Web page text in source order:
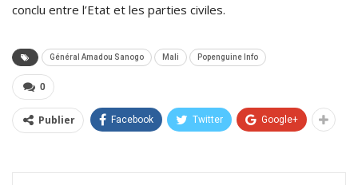
conclu entre l’Etat et les parties civiles.
Général Amadou Sanogo Mali Popenguine Info
0
Publier Facebook Twitter Google+